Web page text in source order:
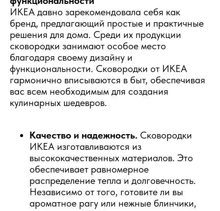
ИКЕА давно зарекомендовала себя как
бренд, предлагающий простые и практичные
решения для дома. Среди их продукции
сковородки занимают особое место
благодаря своему дизайну и
функциональности. Сковородки от ИКЕА
гармонично вписываются в быт, обеспечивая
вас всем необходимым для создания
кулинарных шедевров.
Качество и надежность. Сковородки
ИКЕА изготавливаются из
высококачественных материалов. Это
обеспечивает равномерное
распределение тепла и долговечность.
Независимо от того, готовите ли вы
ароматное рагу или нежные блинчики,